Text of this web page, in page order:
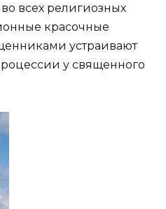
всех религиозных
красочные
устраивают
у священного